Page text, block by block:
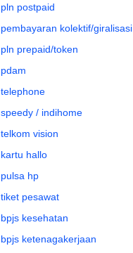
pln postpaid
pembayaran kolektif/giralisasi
pln prepaid/token
pdam
telephone
speedy / indihome
telkom vision
kartu hallo
pulsa hp
tiket pesawat
bpjs kesehatan
bpjs ketenagakerjaan